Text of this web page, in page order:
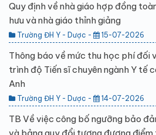
Quy định về nhà giáo hợp đồng
hưu và nhà giáo thỉnh giảng
Trường ĐH Y - Dược - 15-07-2026
Thông báo về mức thu học phí đối
trình độ Tiến sĩ chuyên ngành Y tế
Anh
Trường ĐH Y - Dược - 14-07-2026
TB Về việc công bố ngưỡng bảo